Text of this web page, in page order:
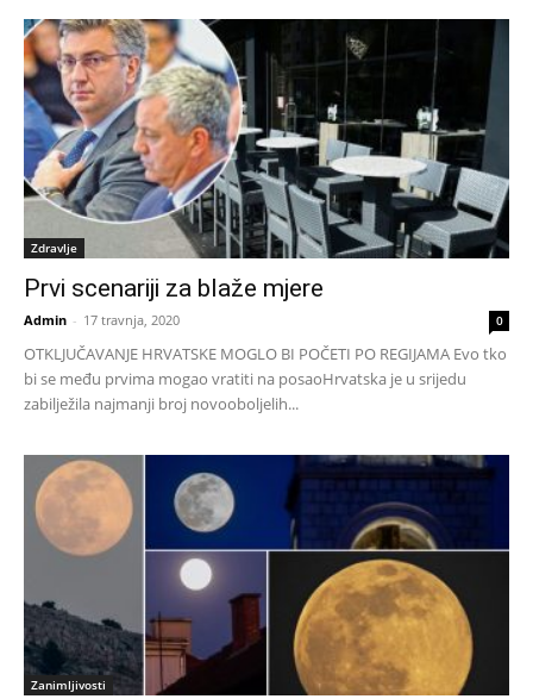
Zdravlje
Prvi scenariji za blaže mjere
Admin - 17 travnja, 2020 0
OTKLJUČAVANJE HRVATSKE MOGLO BI POČETI PO REGIJAMA Evo tko
bi se među prvima mogao vratiti na posaoHrvatska je u srijedu
zabilježila najmanji broj novooboljelih...
Zanimljivosti